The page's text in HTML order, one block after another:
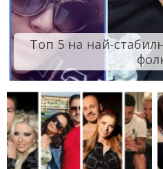
Топ 5 на най-